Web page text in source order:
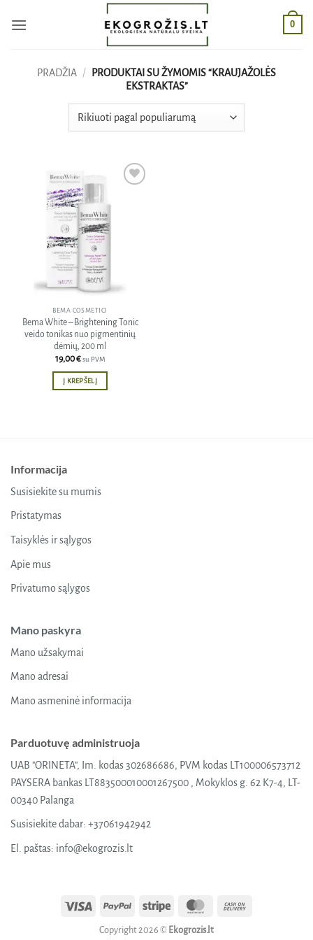
0
PRADŽIA /
PRODUKTAI SU ŽYMOMIS “KRAUJAŽOLĖS
EKSTRAKTAS”
BEMA COSMETICI
Bema White – Brightening Tonic
veido tonikas nuo pigmentinių
dėmių, 200 ml
19,00€ su PVM
Į KREPŠELĮ
Informacija
Susisiekite su mumis
Pristatymas
Taisyklės ir sąlygos
Apie mus
Privatumo sąlygos
Mano paskyra
Mano užsakymai
Mano adresai
Mano asmeninė informacija
Parduotuvę administruoja
UAB "ORINETA", Im. kodas 302686686, PVM kodas LT100006573712
PAYSERA bankas LT883500010001267500 , Mokyklos g. 62 K7-4, LT-
00340 Palanga
Susisiekite dabar: +37061942942
El. paštas: info@ekogrozis.lt
Visa PayPal Stripe MasterCard
Copyright 2026 © Ekogrozis.lt